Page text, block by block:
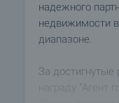
надежного
недвижимости
диапазоне.
За достигнутые
награду "Агент